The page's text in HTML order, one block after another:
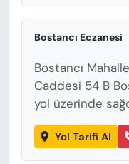
Bostancı Eczanesi
Bostancı
Caddesi 54 B
yol üzerinde
Yol Tarifi Al